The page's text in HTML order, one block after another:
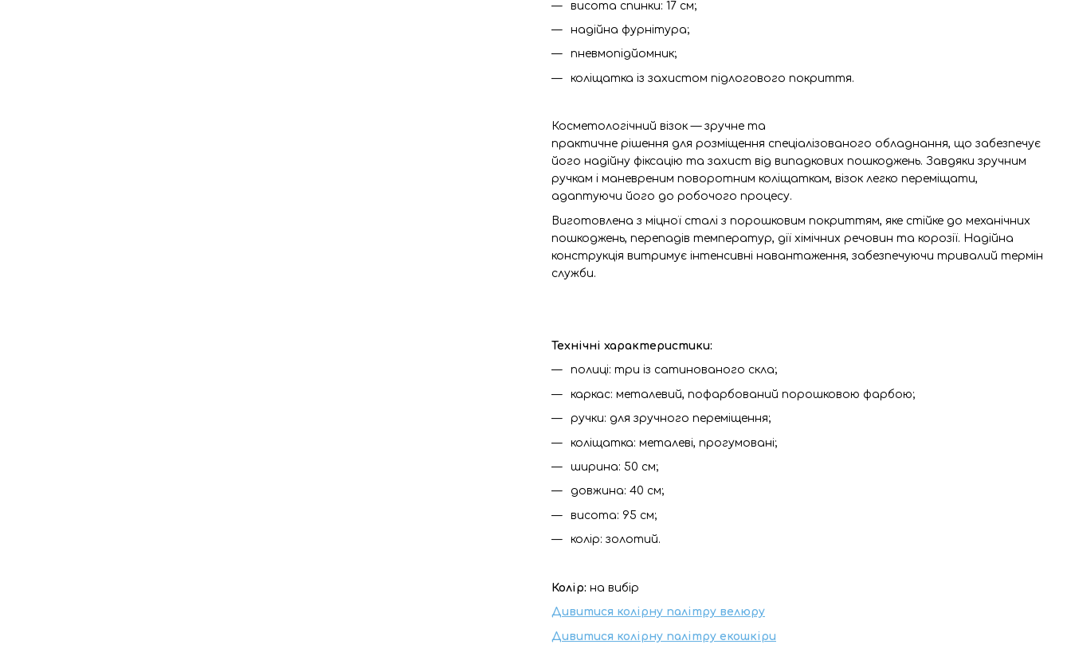
висота спинки: 17 см;
надійна фурнітура;
пневмопідйомник;
коліщатка із захистом підлогового покриття.
Косметологічний візок — зручне та
практичне рішення для розміщення спеціалізованого обладнання, що забезпечує
його надійну фіксацію та захист від випадкових пошкоджень. Завдяки зручним
ручкам і маневреним поворотним коліщаткам, візок легко переміщати,
адаптуючи його до робочого процесу.
Виготовлена з міцної сталі з порошковим покриттям, яке стійке до механічних
пошкоджень, перепадів температур, дії хімічних речовин та корозії. Надійна
конструкція витримує інтенсивні навантаження, забезпечуючи тривалий термін
служби.
Технічні характеристики:
полиці: три із сатинованого скла;
каркас: металевий, пофарбований порошковою фарбою;
ручки: для зручного переміщення;
коліщатка: металеві, прогумовані;
ширина: 50 см;
довжина: 40 см;
висота: 95 см;
колір: золотий.
Колір: на вибір
Дивитися колірну палітру велюру
Дивитися колірну палітру екошкіри